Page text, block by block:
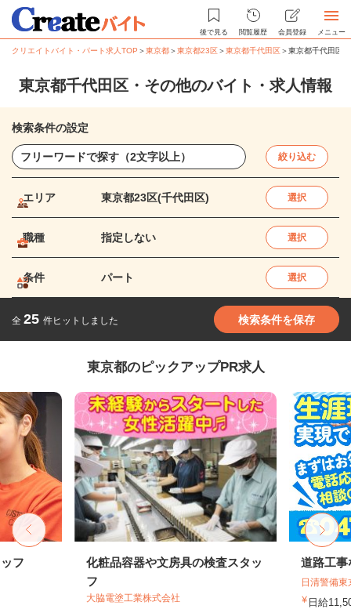
後で見る 閲覧履歴 会員登録 メニュー
クリエイトバイト・パート求人TOP ＞東京都＞東京都23区＞東京都千代田区＞東京都千代田区
東京都千代田区・その他のバイト・求人情報
検索条件の設定
絞り込む
エリア 東京都23区(千代田区) 選択
職種 指定しない 選択
条件 パート 選択
全 25 件ヒットしました 検索条件を保存
東京都のピックアップPR求人
フ
化粧品容器や文房具の検査スタッ
フ
大脇電塗工業株式会社
道路工事
日清警備
日給